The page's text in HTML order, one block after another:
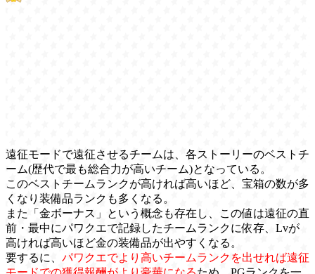
遠征モードで遠征させるチームは、各ストーリーのベストチ
ーム(歴代で最も総合力が高いチーム)となっている。
このベストチームランクが高ければ高いほど、宝箱の数が多
くなり装備品ランクも多くなる。
また「金ボーナス」という概念も存在し、この値は遠征の直
前・最中にパワクエで記録したチームランクに依存、Lvが
高ければ高いほど金の装備品が出やすくなる。
要するに、 パワクエでより高いチームランクを出せれば遠征